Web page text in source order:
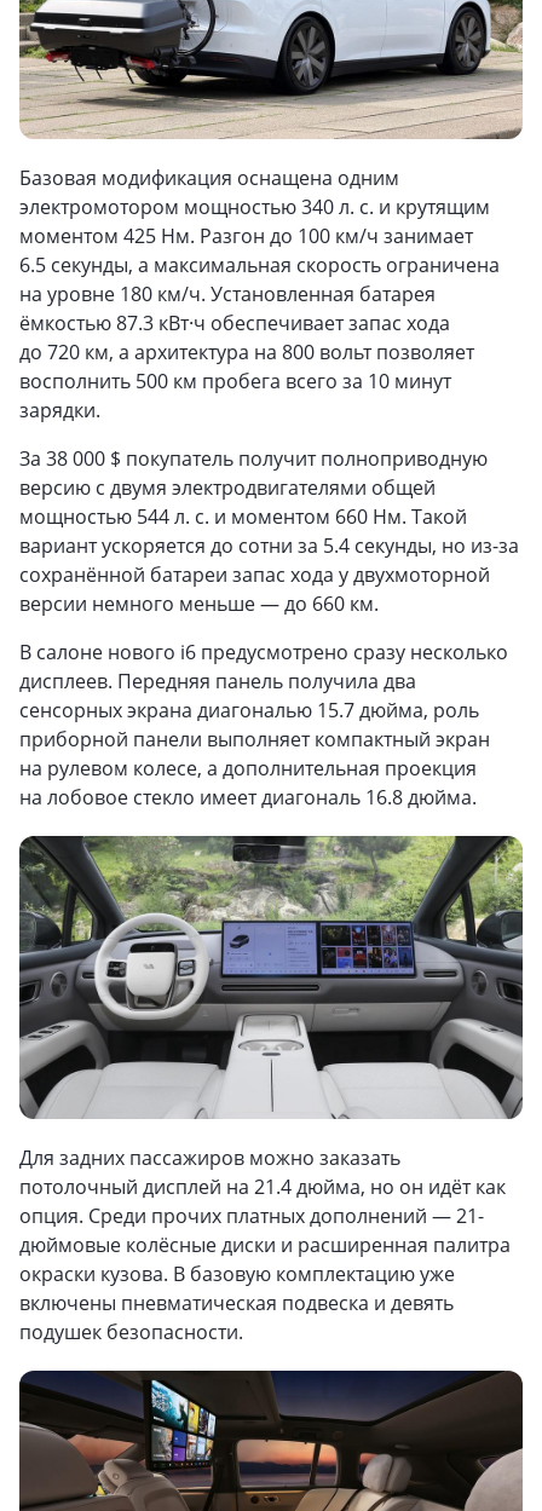
Базовая модификация оснащена одним
электромотором мощностью 340 л. с. и крутящим
моментом 425 Нм. Разгон до 100 км/ч занимает
6.5 секунды, а максимальная скорость ограничена
на уровне 180 км/ч. Установленная батарея
ёмкостью 87.3 кВт·ч обеспечивает запас хода
до 720 км, а архитектура на 800 вольт позволяет
восполнить 500 км пробега всего за 10 минут
зарядки.
За 38 000 $ покупатель получит полноприводную
версию с двумя электродвигателями общей
мощностью 544 л. с. и моментом 660 Нм. Такой
вариант ускоряется до сотни за 5.4 секунды, но из-за
сохранённой батареи запас хода у двухмоторной
версии немного меньше — до 660 км.
В салоне нового i6 предусмотрено сразу несколько
дисплеев. Передняя панель получила два
сенсорных экрана диагональю 15.7 дюйма, роль
приборной панели выполняет компактный экран
на рулевом колесе, а дополнительная проекция
на лобовое стекло имеет диагональ 16.8 дюйма.
Для задних пассажиров можно заказать
потолочный дисплей на 21.4 дюйма, но он идёт как
опция. Среди прочих платных дополнений — 21-
дюймовые колёсные диски и расширенная палитра
окраски кузова. В базовую комплектацию уже
включены пневматическая подвеска и девять
подушек безопасности.